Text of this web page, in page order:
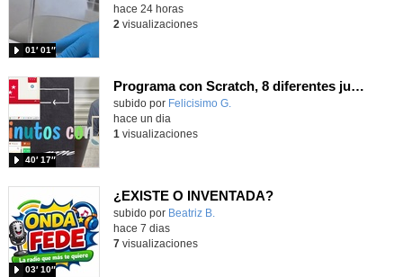
01′ 01″
hace 24 horas
2 visualizaciones
Programa con Scratch, 8 diferentes juegos para vivir la emoción de los partidos de España en el mundial 2026
Contenido educativo.
subido por Felicisimo G.
40′ 17″
hace un dia
1 visualizaciones
¿EXISTE O INVENTADA?
Contenido educativo.
subido por Beatriz B.
03′ 10″
hace 7 dias
7visualizaciones